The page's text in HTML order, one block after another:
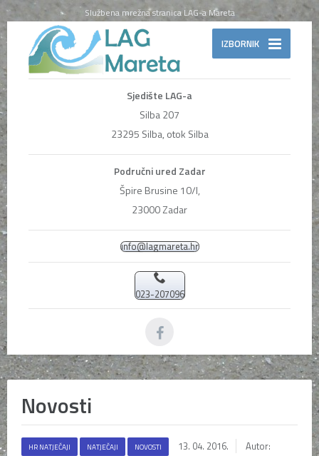
Službena mrežna stranica LAG-a Mareta
IZBORNIK
Sjedište LAG-a
Silba 207
23295 Silba, otok Silba
Područni ured Zadar
Špire Brusine 10/I,
23000 Zadar
info@lagmareta.hr
023-207096
Novosti
HR NATJEČAJI NATJEČAJI NOVOSTI 13. 04. 2016.
Autor: